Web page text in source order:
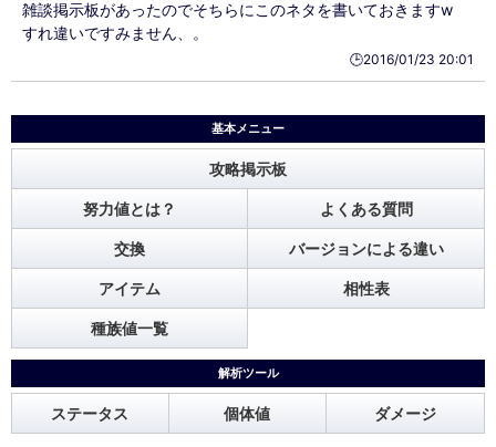
雑談掲示板があったのでそちらにこのネタを書いておきますw
すれ違いですみません、。
🕒️2016/01/23 20:01
基本メニュー
攻略掲示板
努力値とは？ よくある質問
交換 バージョンによる違い
アイテム 相性表
種族値一覧
解析ツール
ステータス 個体値 ダメージ